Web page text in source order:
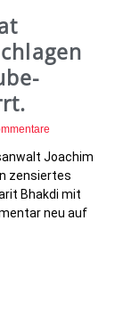
Joachim
zensiertes
Bhakdi mit
neu auf